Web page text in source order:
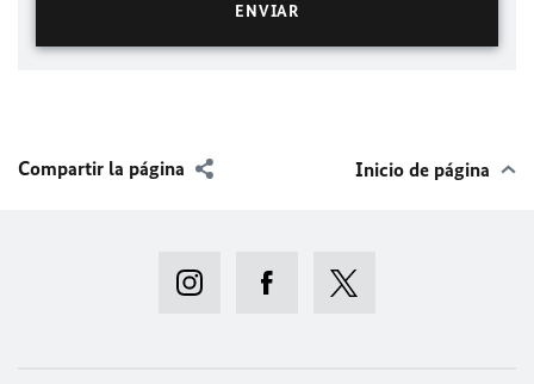
Compartir la página Inicio de página